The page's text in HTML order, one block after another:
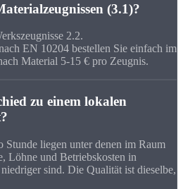
(3.1)?
2.2.
EN 10204 bestellen Sie einfach im
Material 5-15 € pro Zeugnis.
zu einem lokalen
Stunde liegen unter denen im Raum
Löhne und Betriebskosten in
sind. Die Qualität ist dieselbe,